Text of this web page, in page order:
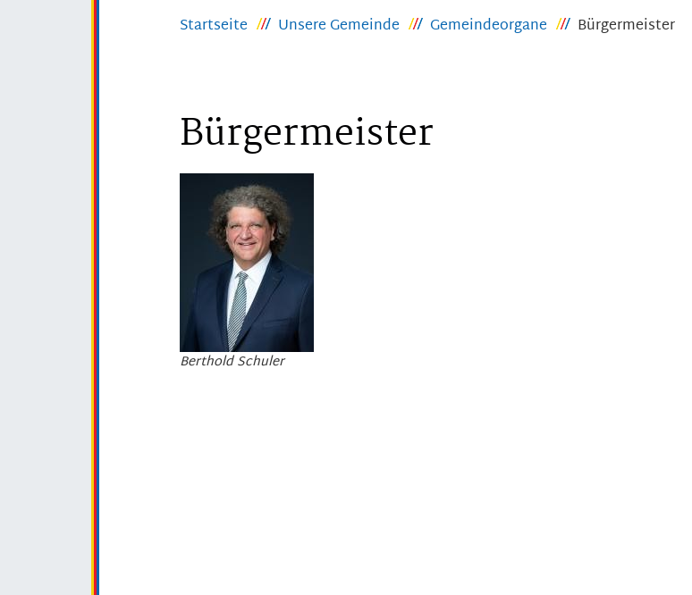
Startseite Unsere Gemeinde Gemeindeorgane Bürgermeister
Bürgermeister
Berthold Schuler